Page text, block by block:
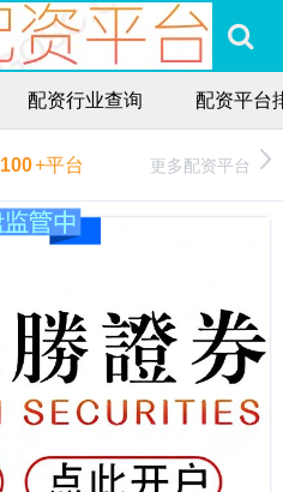
配资行业查询 配资平台
100+平台 更多配资平台